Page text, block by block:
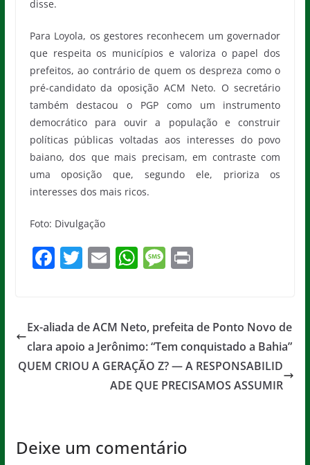
disse.
Para Loyola, os gestores reconhecem um governador
que respeita os municípios e valoriza o papel dos
prefeitos, ao contrário de quem os despreza como o
pré-candidato da oposição ACM Neto. O secretário
também destacou o PGP como um instrumento
democrático para ouvir a população e construir
políticas públicas voltadas aos interesses do povo
baiano, dos que mais precisam, em contraste com
uma oposição que, segundo ele, prioriza os
interesses dos mais ricos.
Foto: Divulgação
F
e
b
o
T
er
E
l
W
s
A
p
p
M
a
g
e
Pr
Ex-aliada de ACM Neto, prefeita de Ponto Novo de
clara apoio a Jerônimo: “Tem conquistado a Bahia”
QUEM CRIOU A GERAÇÃO Z? — A RESPONSABILID
ADE QUE PRECISAMOS ASSUMIR
Deixe um comentário